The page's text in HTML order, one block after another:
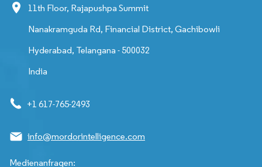
11th Floor, Rajapushpa Summit
Nanakramguda Rd, Financial District, Gachibowli
Hyderabad, Telangana - 500032
India
+1 617-765-2493
info@mordorintelligence.com
Medienanfragen: